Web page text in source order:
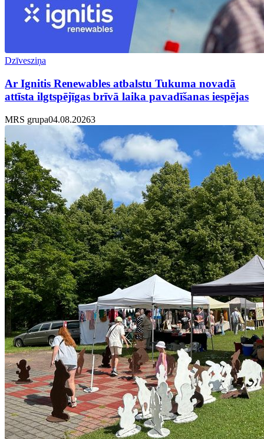
Dzīvesziņa
Ar Ignitis Renewables atbalstu Tukuma novadā
attīsta ilgtspējīgas brīvā laika pavadīšanas iespējas
MRS grupa04.08.20263